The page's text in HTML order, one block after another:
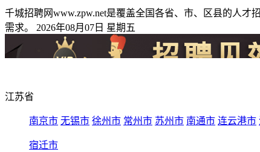
千城招聘网www.zpw.net是覆盖全国各省、市、区县的人
需求。 2026年08月07日 星期五
江苏省
南京市 无锡市 徐州市 常州市 苏州市 南通市 连云港市
宿迁市